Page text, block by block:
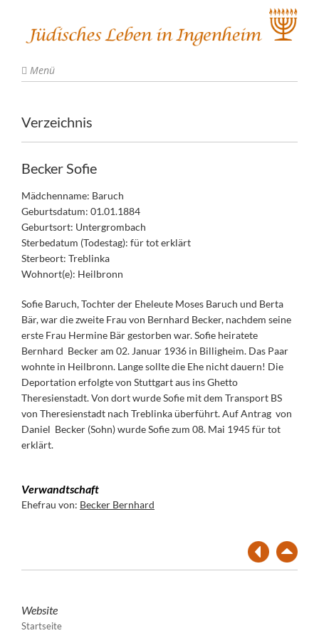
Menü
Verzeichnis
Becker Sofie
Mädchenname: Baruch
Geburtsdatum: 01.01.1884
Geburtsort: Untergrombach
Sterbedatum (Todestag): für tot erklärt
Sterbeort: Treblinka
Wohnort(e): Heilbronn
Sofie Baruch, Tochter der Eheleute Moses Baruch und Berta
Bär, war die zweite Frau von Bernhard Becker, nachdem seine
erste Frau Hermine Bär gestorben war. Sofie heiratete
Bernhard Becker am 02. Januar 1936 in Billigheim. Das Paar
wohnte in Heilbronn. Lange sollte die Ehe nicht dauern! Die
Deportation erfolgte von Stuttgart aus ins Ghetto
Theresienstadt. Von dort wurde Sofie mit dem Transport BS
von Theresienstadt nach Treblinka überführt. Auf Antrag von
Daniel Becker (Sohn) wurde Sofie zum 08. Mai 1945 für tot
erklärt.
Verwandtschaft
Ehefrau von: Becker Bernhard
Website
Startseite